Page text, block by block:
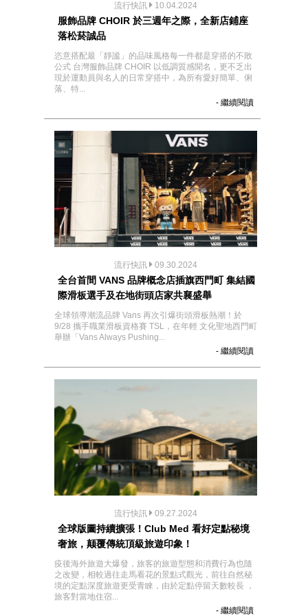
流行快訊 10.04.2024
服飾品牌 CHOIR 於三週年之際，全新店鋪座
落松菸誠品
恣意搭配最「靜謐」的品味風格每一件都是穿搭的不敗
公式 台灣服飾品牌 CHOIR 以低調質感聞名，更不乏出
現於運動員與名人的日常穿搭中，為所有愛好簡單、俐
落、特...
- 繼續閱讀
流行快訊 09.30.2024
全台首間 VANS 品牌概念店插旗西門町 集結國
際滑板選手及在地街頭店家共襄盛舉
全球領導潮流品牌 Vans 再次引爆街頭滑板熱潮！於
9/28 攜手職業滑板資格賽 TSL，在年輕 文化聖地西門町
舉辦「Vans Always Pushing...
- 繼續閱讀
流行快訊 09.27.2024
全球版圖持續擴張！Club Med 看好定點秘境
奢旅，颠覆傳統頂級旅遊印象！
疫後海外旅遊大爆發，旅客的旅遊型態和消費行為也隨
之改變，相較過往走馬看花的景點式觀光，前往自然秘
境的定點深度旅遊更受青睞，由於定點停留天數較長 ，
旅客對當地住宿...
- 繼續閱讀